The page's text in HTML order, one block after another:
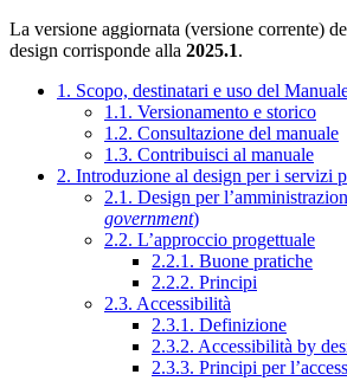
La versione aggiornata (versione corrente)
design corrisponde alla 2025.1.
1. Scopo, destinatari e uso del
1.1. Versionamento e storico
1.2. Consultazione del manuale
1.3. Contribuisci al manuale
2. Introduzione al design per i servizi
2.1. Design per
government)
2.2. L’approccio progettuale
2.2.1. Buone pratiche
2.2.2. Principi
2.3. Accessibilità
2.3.1. Definizione
2.3.2. Accessibilità by
2.3.3. Principi per